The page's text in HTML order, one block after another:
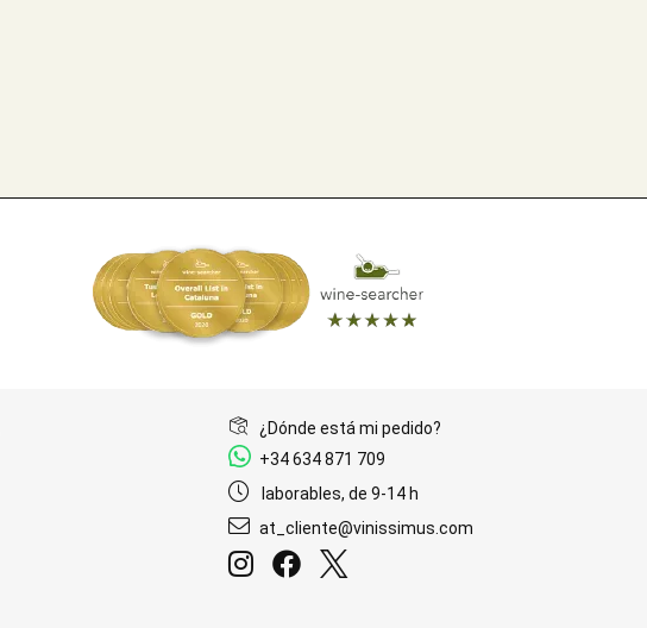
¿Dónde está mi pedido?
+34 634 871 709
laborables, de 9-14 h
at_cliente@vinissimus.com